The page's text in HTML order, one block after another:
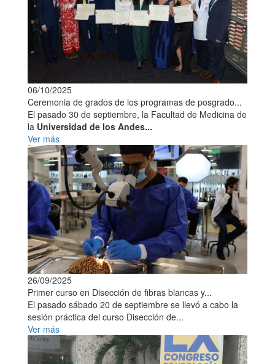
06/10/2025
Ceremonia de grados de los programas de posgrado...
El pasado 30 de septiembre, la Facultad de Medicina de
la Universidad de los Andes...
Ver más
26/09/2025
Primer curso en Disección de fibras blancas y...
El pasado sábado 20 de septiembre se llevó a cabo la
sesión práctica del curso Disección de...
Ver más